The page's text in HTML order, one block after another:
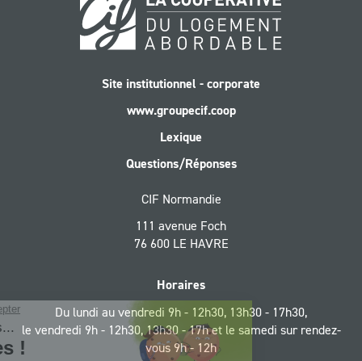
Site institutionnel - corporate
www.groupecif.coop
Lexique
Questions/Réponses
CIF Normandie
111 avenue Foch
76 600 LE HAVRE
Horaires
Du lundi au vendredi 9h - 12h30, 13h30 - 17h30,
le vendredi 9h - 12h30, 13h30 - 17h et le samedi sur rendez-
vous 9h - 12h